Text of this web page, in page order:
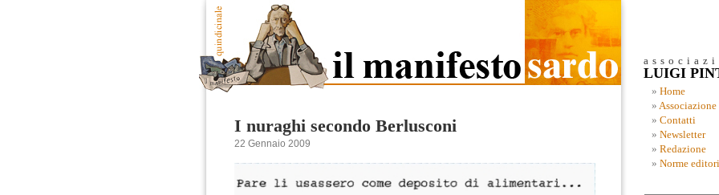
I nuraghi secondo Berlusconi
22 Gennaio 2009
LUIGI
Home
Associazione
Contatti
Newsletter
Redazione
Norme